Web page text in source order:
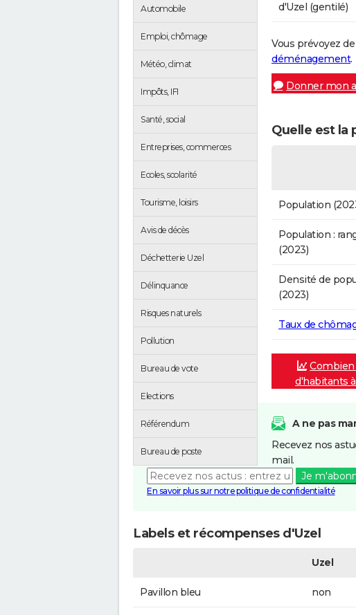
Automobile
Emploi, chômage
Météo, climat
Impôts, IFI
Santé, social
Entreprises, commerces
Ecoles, scolarité
Tourisme, loisirs
Avis de décès
Déchetterie Uzel
Délinquance
Risques naturels
Pollution
Bureau de vote
Elections
Référendum
Bureau de poste
d'Uzel (gentilé)
Vous prévoyez
déménagement.
Donner mon
Quelle est la
Population
Population :
(2023)
Densité de
(2023)
Taux de
Combien
d'habitants
A ne pas
Recevez nos
mail.
Je
En savoir plus sur notre politique de confidentialité
Labels et récompenses d'Uzel
Uzel
Pavillon bleu non